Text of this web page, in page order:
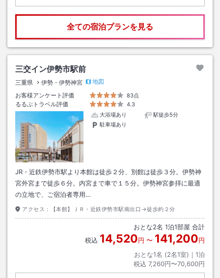
全ての宿泊プランを見る
三交イン伊勢市駅前
三重県 伊勢・伊勢神宮
地図
お客様アンケート評価
83点
るるぶトラベル評価
4.3
大浴場あり
駅徒歩5分
駐車場あり
JR・近鉄伊勢市駅より本館は徒歩２分、別館は徒歩３分。伊勢神
宮外宮まで徒歩６分。内宮まで車で１５分。伊勢神宮参拝に最適
の立地で、ご宿泊者専用…
アクセス： 【本館】ＪＲ・近鉄伊勢市駅南出口→徒歩約２分
おとな2名 1泊1部屋 合計
税込 14,520円 〜 141,200円
おとな1名 (2名1室)｜ 1泊
税込 7,260円〜70,600円